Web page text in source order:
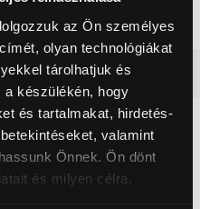
az Ön személyes
olyan technológiákat
tárolhatjuk és
a készülékén, hogy
és tartalmakat, hirdetés-
valamint
Önnek. Ön dönt
és milyen célra.
100 mm